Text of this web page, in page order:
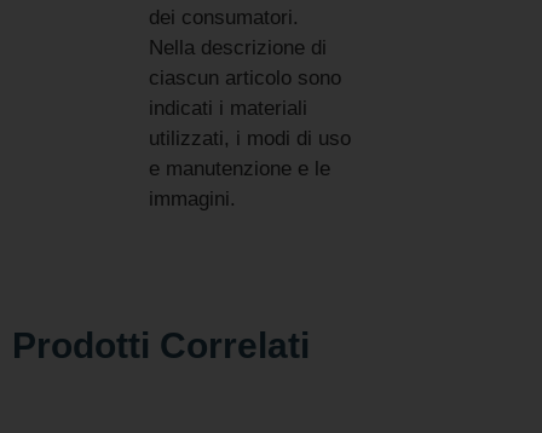
dei consumatori.
Nella descrizione di
ciascun articolo sono
indicati i materiali
utilizzati, i modi di uso
e manutenzione e le
immagini.
Prodotti Correlati